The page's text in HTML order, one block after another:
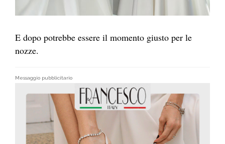
E dopo potrebbe essere il momento giusto per le
nozze.
Messaggio pubblicitario